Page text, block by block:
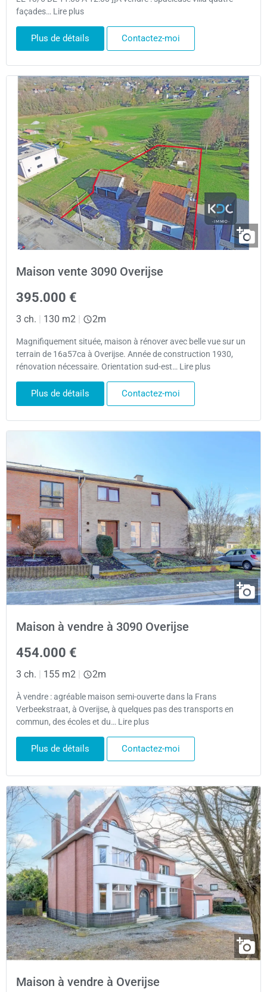
façades… Lire plus
Plus de détails Contactez-moi
Maison vente 3090 Overijse
395.000 €
3 ch. 130 m2 2m
Magnifiquement située, maison à rénover avec belle vue sur un
terrain de 16a57ca à Overijse. Année de construction 1930,
rénovation nécessaire. Orientation sud-est… Lire plus
Plus de détails Contactez-moi
Maison à vendre à 3090 Overijse
454.000 €
3 ch. | 155 m2 | 2m
À vendre : agréable maison semi-ouverte dans la Frans
Verbeekstraat, à Overijse, à quelques pas des transports en
commun, des écoles et du… Lire plus
Plus de détails Contactez-moi
Maison à vendre à Overijse